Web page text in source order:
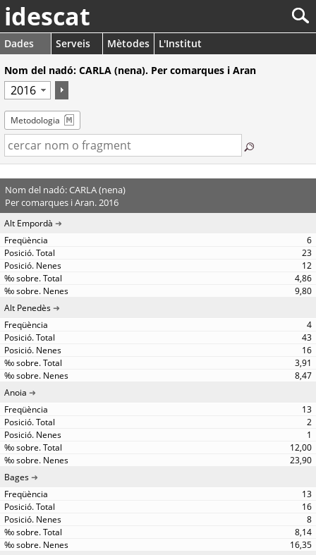
idescat
Dades Serveis Mètodes
L'Institut
Nom del nadó: CARLA (nena). Per comarques i Aran
Metodologia
Nom del nadó: CARLA (nena)
Per comarques i Aran. 2016
Alt Empordà
6
23
12
4,86
9,80
Alt Penedès
4
43
16
3,91
8,47
Anoia
13
2
1
12,00
23,90
Bages
13
16
8
8,14
16,35